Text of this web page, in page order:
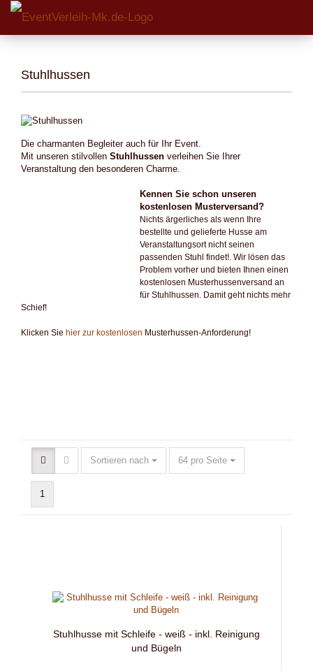
Stuhlhussen
Die charmanten Begleiter auch für Ihr Event.
Mit unseren stilvollen Stuhlhussen verleihen Sie Ihrer
Veranstaltung den besonderen Charme.
Kennen Sie schon unseren
kostenlosen Musterversand?
Nichts ärgerliches als wenn Ihre
bestellte und gelieferte Husse am
Veranstaltungsort nicht seinen
passenden Stuhl findet!. Wir lösen das
Problem vorher und bieten Ihnen einen
kostenlosen Musterhussenversand an
für Stuhlhussen. Damit geht nichts mehr
Schief!
Klicken Sie hier zur kostenlosen Musterhussen-Anforderung!
Sortieren nach 64 pro Seite
1
Stuhlhusse mit Schleife - weiß - inkl. Reinigung
und Bügeln